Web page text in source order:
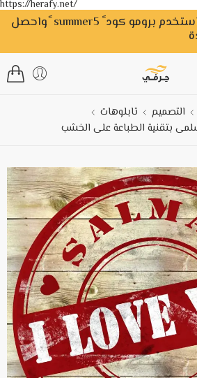
https://herafy.net/
بمناسبة فصل الصيف استخدم برومو كود ً summer5 ًواحصل
التصميم
تابلوهات
بتقنية الطباعة على الخشب